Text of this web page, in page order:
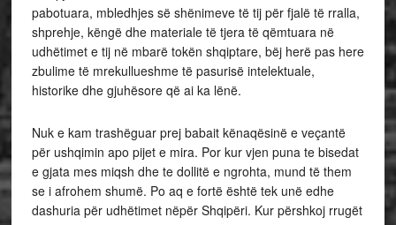
pabotuara, mbledhjes së shënimeve të tij për fjalë të rralla,
shprehje, këngë dhe materiale të tjera të qëmtuara në
udhëtimet e tij në mbarë tokën shqiptare, bëj herë pas here
zbulime të mrekullueshme të pasurisë intelektuale,
historike dhe gjuhësore që ai ka lënë.
Nuk e kam trashëguar prej babait kënaqësinë e veçantë
për ushqimin apo pijet e mira. Por kur vjen puna te bisedat
e gjata mes miqsh dhe te dollitë e ngrohta, mund të them
se i afrohem shumë. Po aq e fortë është tek unë edhe
dashuria për udhëtimet nëpër Shqipëri. Kur përshkoj rrugët